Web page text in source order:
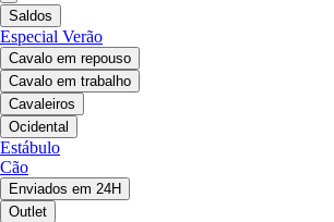
Saldos
Especial Verão
Cavalo em repouso
Cavalo em trabalho
Cavaleiros
Ocidental
Estábulo
Cão
Enviados em 24H
Outlet